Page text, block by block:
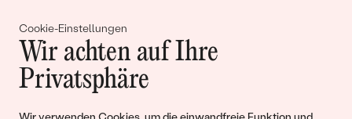
Cookie-Einstellungen
Wir achten auf Ihre
Privatsphäre
Gemeinsam erschaffen wir
Geschichten von Schönheit und
Liebe